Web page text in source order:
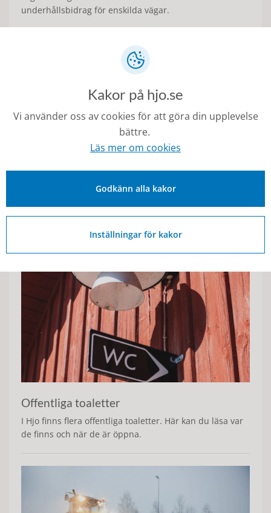
underhållsbidrag för enskilda vägar.
Städning av gator och torg
Vår målsättning är att våra gator och torg ska upplevas
Offentliga toaletter
I Hjo finns flera offentliga toaletter. Här kan du läsa var
de finns och när de är öppna.
Kakor på hjo.se
Vi använder oss av cookies för att göra din upplevelse
bättre.
Läs mer om cookies
Godkänn alla kakor
Inställningar för kakor